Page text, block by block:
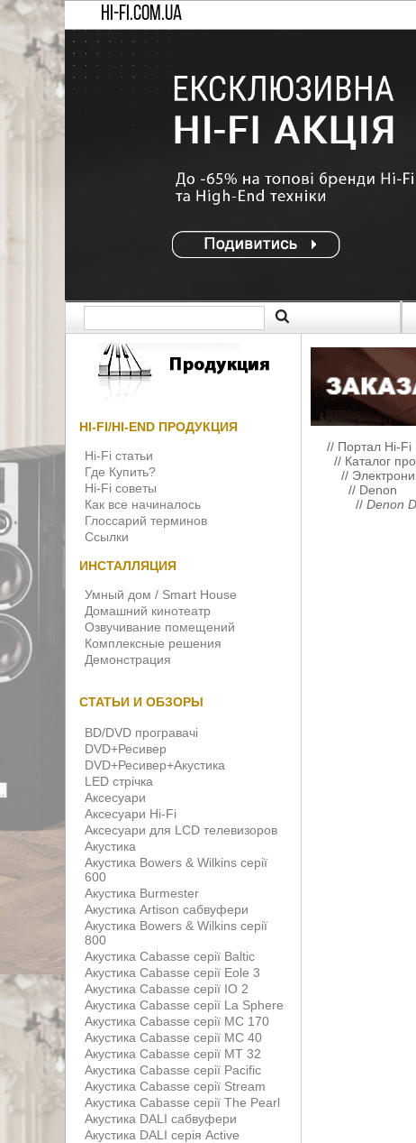
HI-FI.COM.UA
HI-FI/HI-END ПРОДУКЦИЯ
Hi-Fi статьи
Где Купить?
Hi-Fi советы
Как все начиналось
Глоссарий терминов
Ссылки
ИНСТАЛЛЯЦИЯ
Умный дом / Smart House
Домашний кинотеатр
Озвучивание помещений
Комплексные решения
Демонстрация
СТАТЬИ И ОБЗОРЫ
BD/DVD програвачі
DVD+Ресивер
DVD+Ресивер+Акустика
LED стрічка
Аксесуари
Аксесуари Hi-Fi
Аксесуари для LCD телевизоров
Акустика
Акустика Bowers & Wilkins серії
600
Акустика Burmester
Акустика Artison сабвуфери
Акустика Bowers & Wilkins серії
800
Акустика Cabasse серії Baltic
Акустика Cabasse серії Eole 3
Акустика Cabasse серії IO 2
Акустика Cabasse серії La Sphere
Акустика Cabasse серії MC 170
Акустика Cabasse серії MC 40
Акустика Cabasse серії MT 32
Акустика Cabasse серії Pacific
Акустика Cabasse серії Stream
Акустика Cabasse серії The Pearl
Акустика DALI сабвуфери
Акустика DALI серія Active
// Портал Hi-Fi
// Каталог
//
// Denon
// Denon